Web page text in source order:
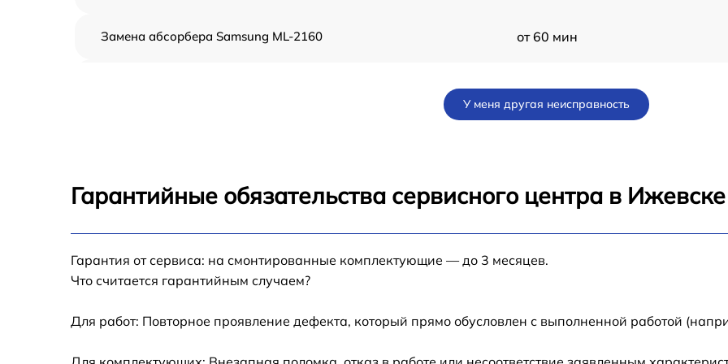
Замена абсорбера Samsung ML-2160 от 60 мин
Замена печатной головки Samsung ML-2160 от 60 мин
Замена Wi-Fi Samsung ML-2160 от 60 мин
У меня другая неисправность
Гарантийные обязательства сервисного центра в Ижевске
Гарантия от сервиса: на смонтированные комплектующие — до 3 месяцев.
Что считается гарантийным случаем?
Для работ: Повторное проявление дефекта, который прямо обусловлен с выполненной работой